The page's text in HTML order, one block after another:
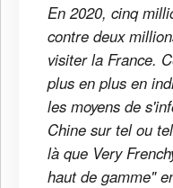
En 2020, cinq
contre deux
visiter la France.
plus en plus en
les moyens de
Chine sur tel ou
là que Very
haut de gamme"